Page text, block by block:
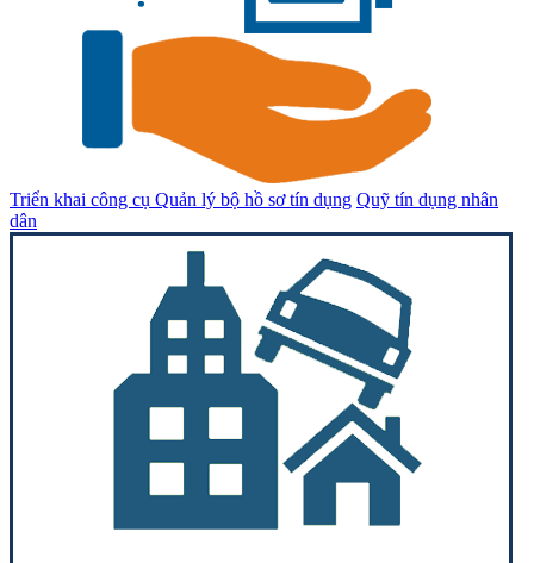
Triển khai công cụ Quản lý bộ hồ sơ tín dụng Quỹ tín dụng nhân
dân